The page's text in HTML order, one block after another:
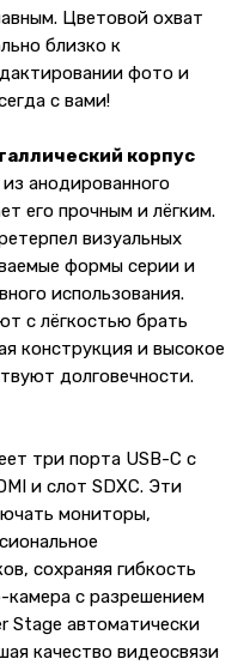
Цветовой охват
близко к
фото и
с вами!
корпус
анодированного
его прочным и лёгким.
визуальных
формы серии и
использования.
с лёгкостью брать
конструкция и высокое
долговечности.
три порта USB-C с
и слот SDXC. Эти
мониторы,
сохраняя гибкость
с разрешением
Stage автоматически
качество видеосвязи